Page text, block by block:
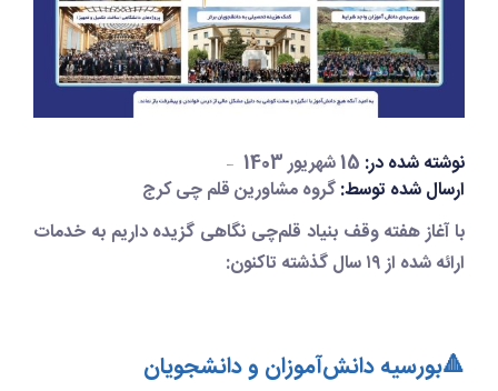
نوشته شده در:15 شهریور 1403
ارسال شده توسط:گروه مشاورین قلم چی کرج
با آغاز هفته وقف بنیاد قلم‌چی نگاهی گزیده داریم به خدمات
ارائه شده از ۱۹ سال گذشته تاکنون:
🔺بورسیه دانش‌آموزان و دانشجویان